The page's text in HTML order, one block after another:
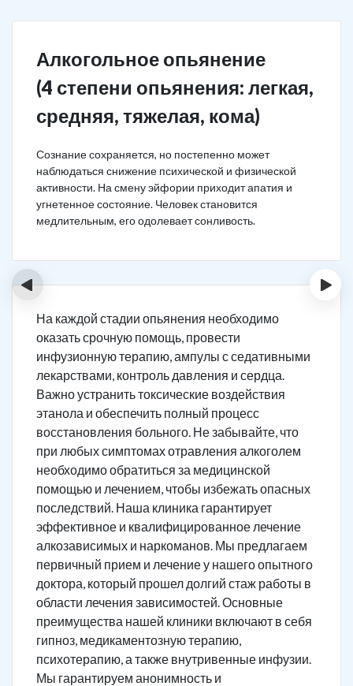
Алкогольное опьянение
(4 степени опьянения: легкая,
средняя, тяжелая, кома)
Сознание сохраняется, но постепенно может
наблюдаться снижение психической и физической
активности. На смену эйфории приходит апатия и
угнетенное состояние. Человек становится
медлительным, его одолевает сонливость.
‹ ›
На каждой стадии опьянения необходимо
оказать срочную помощь, провести
инфузионную терапию, ампулы с седативными
лекарствами, контроль давления и сердца.
Важно устранить токсические воздействия
этанола и обеспечить полный процесс
восстановления больного. Не забывайте, что
при любых симптомах отравления алкоголем
необходимо обратиться за медицинской
помощью и лечением, чтобы избежать опасных
последствий. Наша клиника гарантирует
эффективное и квалифицированное лечение
алкозависимых и наркоманов. Мы предлагаем
первичный прием и лечение у нашего опытного
доктора, который прошел долгий стаж работы в
области лечения зависимостей. Основные
преимущества нашей клиники включают в себя
гипноз, медикаментозную терапию,
психотерапию, а также внутривенные инфузии.
Мы гарантируем анонимность и